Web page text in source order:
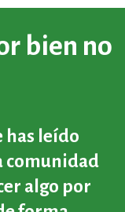
periódico de
. La